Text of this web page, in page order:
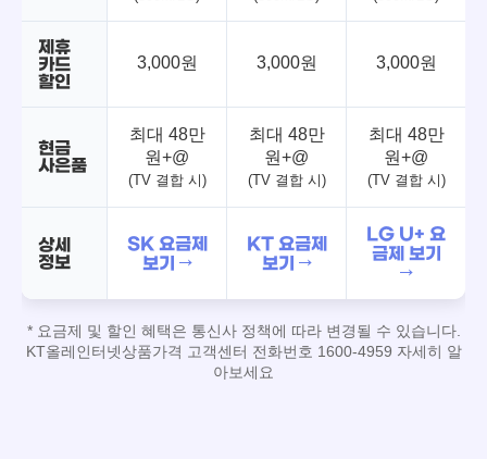
제휴
카드
할인
3,000원 3,000원 3,000원
현금
사은품
최대 48만
원+@
(TV 결합 시)
최대 48만
원+@
(TV 결합 시)
최대 48만
원+@
(TV 결합 시)
상세
정보
SK 요금제
보기 →
KT 요금제
보기 →
LG U+ 요
금제 보기
→
* 요금제 및 할인 혜택은 통신사 정책에 따라 변경될 수 있습니다.
KT올레인터넷상품가격 고객센터 전화번호 1600-4959 자세히 알
아보세요